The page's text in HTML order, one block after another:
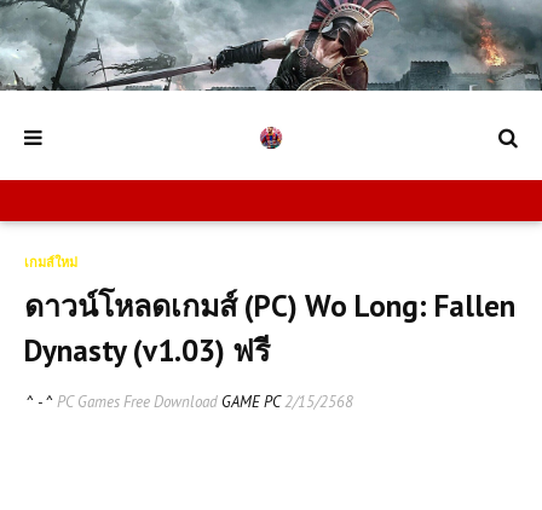
เกมส์ใหม่
ดาวน์โหลดเกมส์ (PC) Wo Long: Fallen
Dynasty (v1.03) ฟรี
^ - ^ PC Games Free Download GAME PC2/15/2568